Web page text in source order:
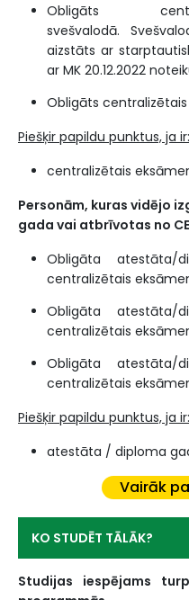
Obligāts
svešvalodā.
aizstāts ar
ar MK 20.12.2022
Obligāts
Piešķir papildu punktus, ja ir:
centralizētais
Personām, kuras vidējo
gada vai atbrīvotas no
Obligāta atestāta/
centralizētais
Obligāta atestāta/
centralizētais
Obligāta atestāta/
centralizētais
Piešķir papildu punktus, ja ir:
atestāta / diploma
Vairāk
KO STUDĒT TĀLĀK?
Studijas iespējams